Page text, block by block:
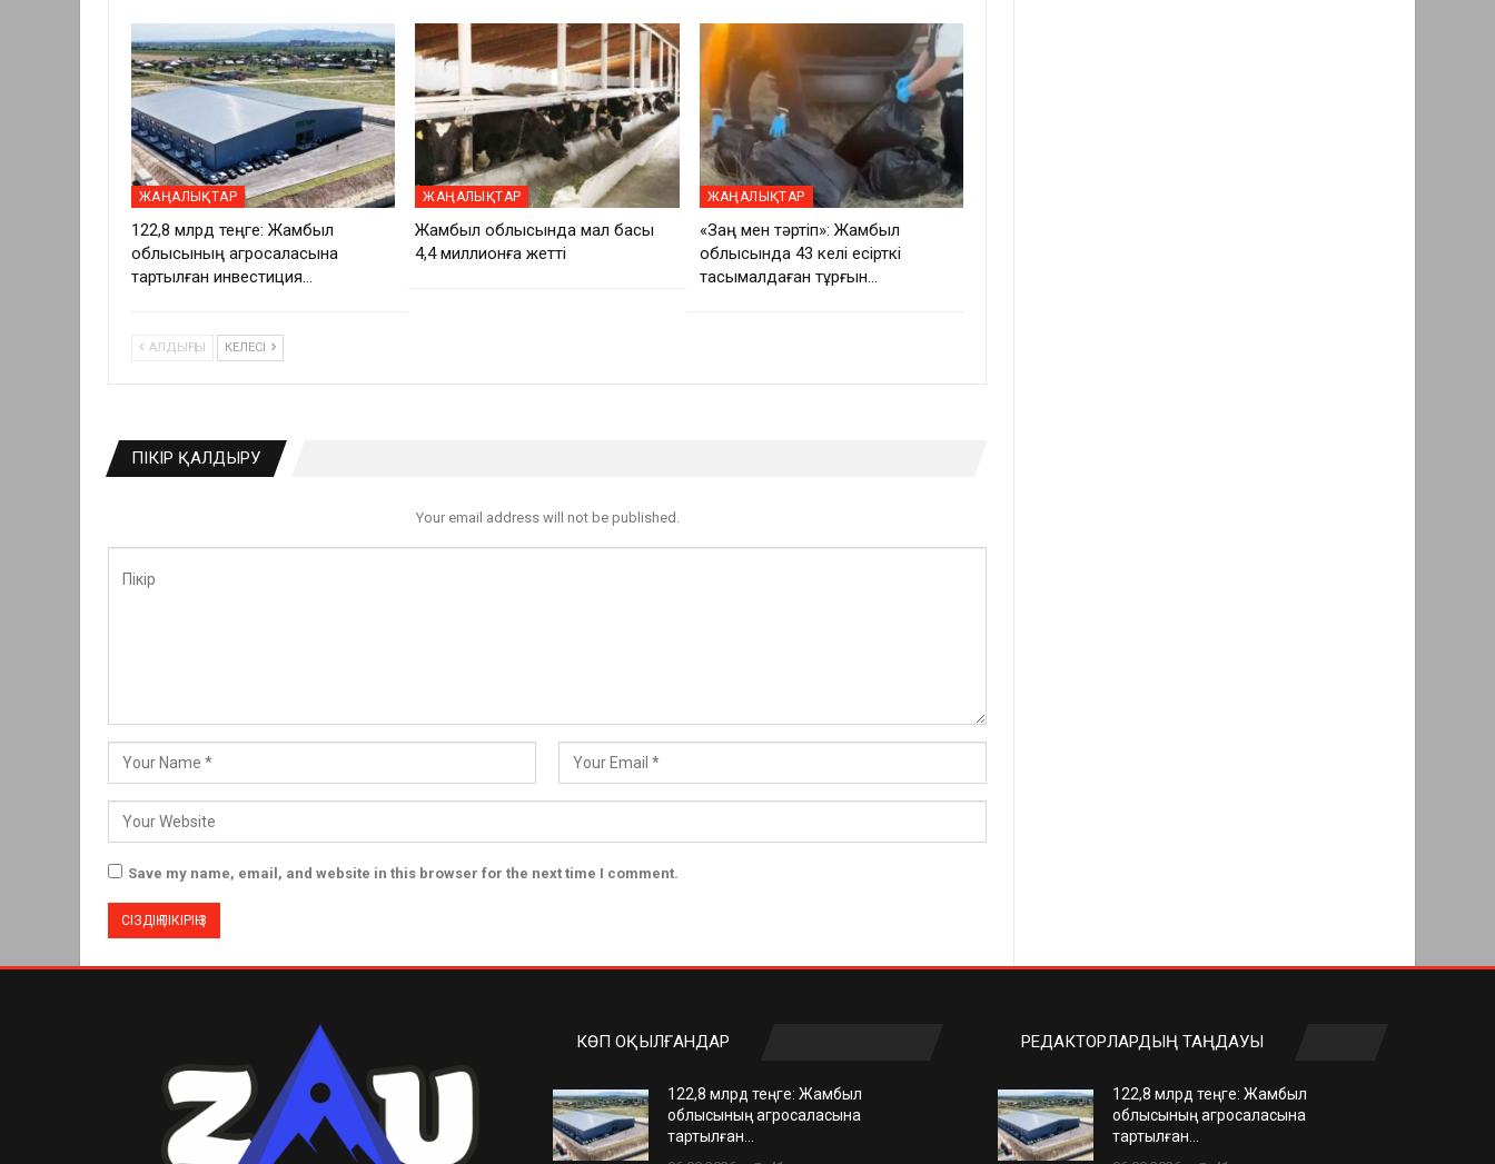
ЖАҢАЛЫҚТАР
122,8 млрд теңге: Жамбыл
облысының агросаласына
тартылған инвестиция…
ЖАҢАЛЫҚТАР
Жамбыл облысында мал басы
4,4 миллионға жетті
ЖАҢАЛЫҚТАР
«Заң мен тәртіп»: Жамбыл
облысында 43 келі есірткі
тасымалдаған тұрғын…
АЛДЫҢҒЫ КЕЛЕСІ
ПІКІР ҚАЛДЫРУ
Your email address will not be published.
Save my name, email, and website in this browser for the next time I comment.
КӨП ОҚЫЛҒАНДАР
122,8 млрд теңге: Жамбыл
облысының агросаласына
тартылған…
РЕДАКТОРЛАРДЫҢ ТАҢДАУЫ
122,8 млрд теңге: Жамбыл
облысының агросаласына
тартылған…